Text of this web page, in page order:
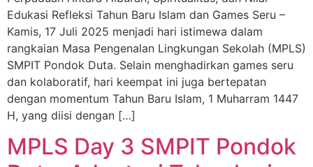
Edukasi Refleksi Tahun Baru Islam dan Games Seru –
Kamis, 17 Juli 2025 menjadi hari istimewa dalam
rangkaian Masa Pengenalan Lingkungan Sekolah (MPLS)
SMPIT Pondok Duta. Selain menghadirkan games seru
dan kolaboratif, hari keempat ini juga bertepatan
dengan momentum Tahun Baru Islam, 1 Muharram 1447
H, yang diisi dengan […]
MPLS Day 3 SMPIT Pondok